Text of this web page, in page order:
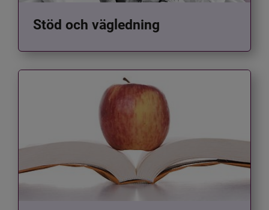
Stöd och vägledning